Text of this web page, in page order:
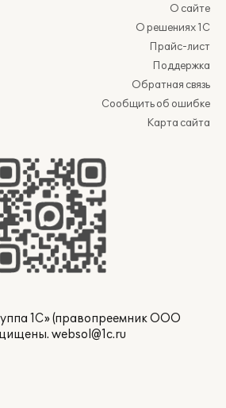
О сайте
О решениях 1С
Прайс-лист
Поддержка
Обратная связь
Сообщить об ошибке
Карта сайта
1С» (правопреемник ООО
websol@1c.ru